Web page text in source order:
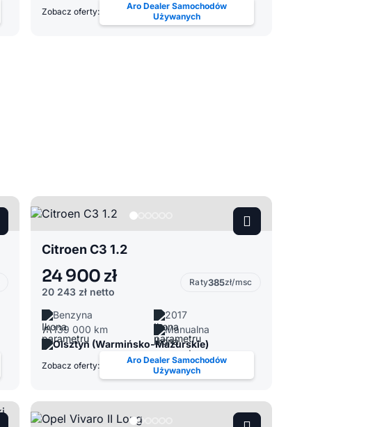
Zobacz oferty:
Aro Dealer Samochodów
Używanych
Citroen C3 1.2
24 900 zł
20 243 zł netto
Raty385zł/msc
Benzyna
2017
139 000 km
Manualna
Olsztyn (Warmińsko-Mazurskie)
Zobacz oferty:
Aro Dealer Samochodów
Używanych